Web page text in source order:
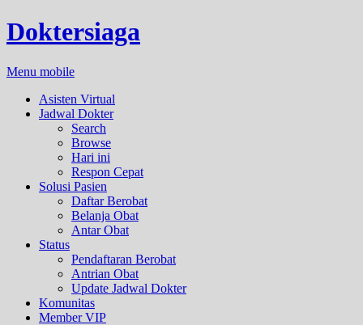
Doktersiaga
Menu mobile
Asisten Virtual
Jadwal Dokter
Search
Browse
Hari ini
Respon Cepat
Solusi Pasien
Daftar Berobat
Belanja Obat
Antar Obat
Status
Pendaftaran Berobat
Antrian Obat
Update Jadwal Dokter
Komunitas
Member VIP